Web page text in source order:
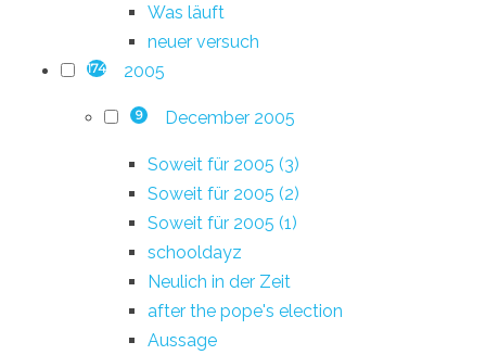
Was läuft
neuer versuch
174 2005
9 December 2005
Soweit für 2005 (3)
Soweit für 2005 (2)
Soweit für 2005 (1)
schooldayz
Neulich in der Zeit
after the pope's election
Aussage